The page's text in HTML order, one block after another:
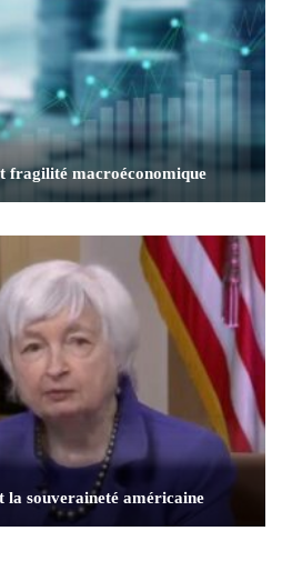
fragilité macroéconomique
la souveraineté américaine